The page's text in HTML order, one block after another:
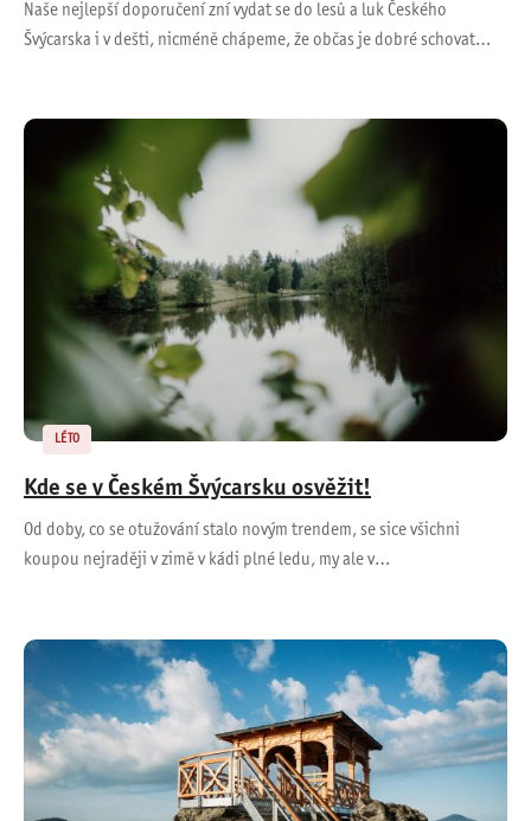
Naše nejlepší doporučení zní vydat se do lesů a luk Českého
Švýcarska i v dešti, nicméně chápeme, že občas je dobré schovat…
LÉTO
Kde se v Českém Švýcarsku osvěžit!
Od doby, co se otužování stalo novým trendem, se sice všichni
koupou nejraději v zimě v kádi plné ledu, my ale v…